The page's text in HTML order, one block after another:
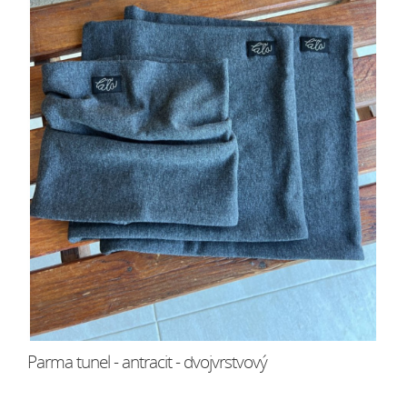
Parma tunel - antracit - dvojvrstvový